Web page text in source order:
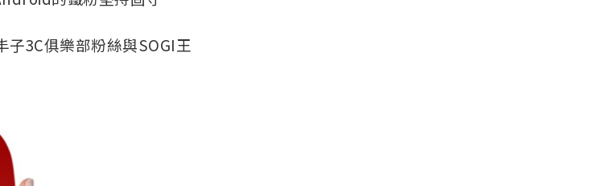
3C俱樂部粉絲與SOGI王